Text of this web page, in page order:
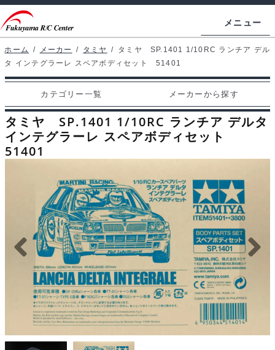
ビ
ゲ
ー
シ
ン
へ
ス
ン
テ
ン
ツ
ス
キ
ッ
メニュー
ホームページ
マイアカウント
カート
支払い
メーカーから探す
お問い合わせ
ブログ
ホーム / メーカー / タミヤ / タミヤ SP.1401 1/10RC ランチア デル
タ インテグラーレ スペアボディセット 51401
カテゴリー一覧 メーカーから探す
タミヤ SP.1401 1/10RC ランチア デルタ
インテグラーレ スペアボディセット
51401